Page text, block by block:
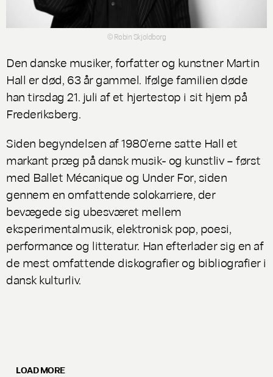
© Robin Skjoldborg
Den danske musiker, forfatter og kunstner Martin
Hall er død, 63 år gammel. Ifølge familien døde
han tirsdag 21. juli af et hjertestop i sit hjem på
Frederiksberg.
Siden begyndelsen af 1980'erne satte Hall et
markant præg på dansk musik- og kunstliv – først
med Ballet Mécanique og Under For, siden
gennem en omfattende solokarriere, der
bevægede sig ubesværet mellem
eksperimentalmusik, elektronisk pop, poesi,
performance og litteratur. Han efterlader sig en af
de mest omfattende diskografier og bibliografier i
dansk kulturliv.
LOAD MORE